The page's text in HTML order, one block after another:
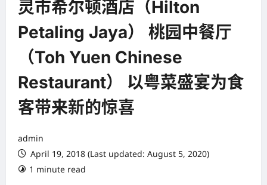
灵市希尔顿酒店（Hilton
Petaling Jaya） 桃园中餐厅
（Toh Yuen Chinese
Restaurant） 以粤菜盛宴为食
客带来新的惊喜
admin
April 19, 2018 (Last updated: August 5, 2020)
1 minute read